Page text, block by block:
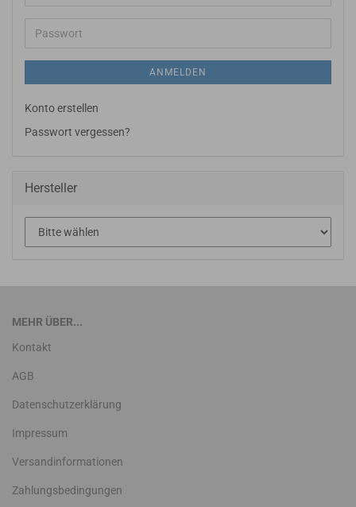
Mail-
Adresse
Passwort
ANMELDEN
Konto erstellen
Passwort vergessen?
Hersteller
MEHR ÜBER...
Kontakt
AGB
Datenschutzerklärung
Impressum
Versandinformationen
Zahlungsbedingungen